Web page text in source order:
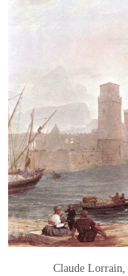
Claude Lorrain,